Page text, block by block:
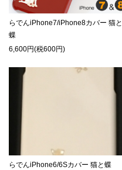
らでんiPhone7/iPhone8カバー 猫と
蝶
6,600円(税600円)
らでんiPhone6/6Sカバー 猫と蝶